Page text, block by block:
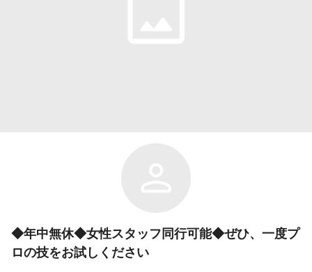
◆年中無休◆女性スタッフ同行可能◆ぜひ、一度プ
ロの技をお試しください